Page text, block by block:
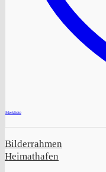
Merkliste
Bilderrahmen
Heimathafen